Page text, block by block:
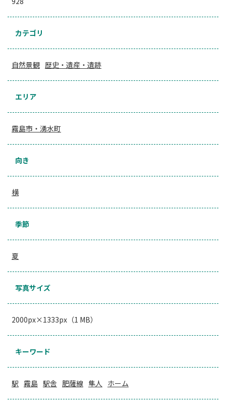
カテゴリ
自然景観 歴史・遺産・遺跡
エリア
霧島市・湧水町
向き
横
季節
夏
写真サイズ
2000px×1333px（1 MB）
キーワード
駅 霧島 駅舎 肥薩線 隼人 ホーム